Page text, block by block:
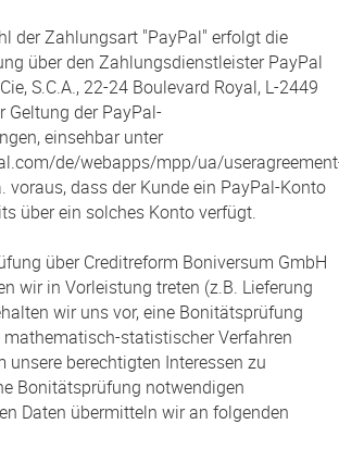
Zahlungsart "PayPal" erfolgt die
über den Zahlungsdienstleister PayPal
S.C.A., 22-24 Boulevard Royal, L-2449
Geltung der PayPal-
einsehbar unter
de/webapps/mpp/ua/
voraus, dass der Kunde ein PayPal-Konto
über ein solches Konto verfügt.
über Creditreform Boniversum GmbH
wir in Vorleistung treten (z.B. Lieferung
wir uns vor, eine Bonitätsprüfung
statistischer Verfahren
unsere berechtigten Interessen zu
Bonitätsprüfung notwendigen
Daten übermitteln wir an folgenden